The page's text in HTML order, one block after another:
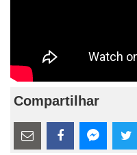
Compartilhar
Estes